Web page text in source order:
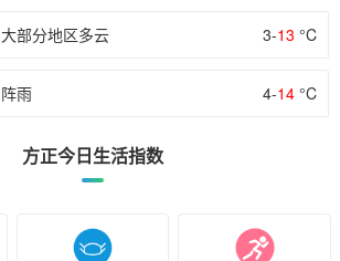
大部分地区多云 3-13 °C
阵雨 4-14 °C
方正今日生活指数